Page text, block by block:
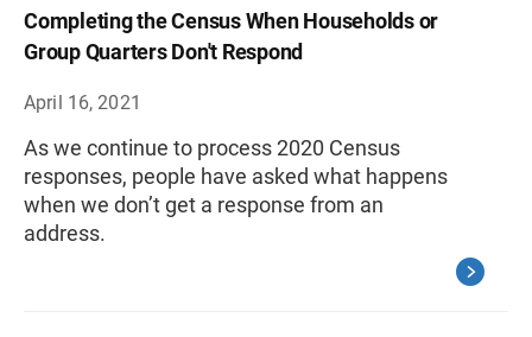
Completing the Census When Households or
Group Quarters Don't Respond
April 16, 2021
As we continue to process 2020 Census
responses, people have asked what happens
when we don’t get a response from an
address.